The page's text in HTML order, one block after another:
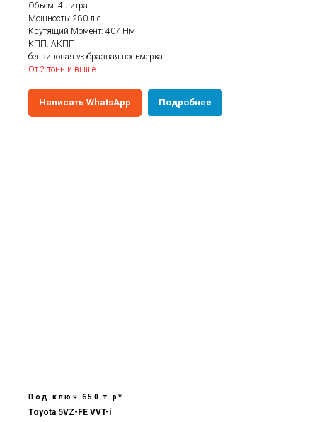
Объем: 4 литра
Мощность: 280 л.с.
Крутящий Момент: 407 Нм
КПП: АКПП
бензиновая v-образная восьмерка
От 2 тонн и выше
Написать WhatsApp Подробнее
Под ключ 650 т.р*
Toyota 5VZ-FE VVT-i